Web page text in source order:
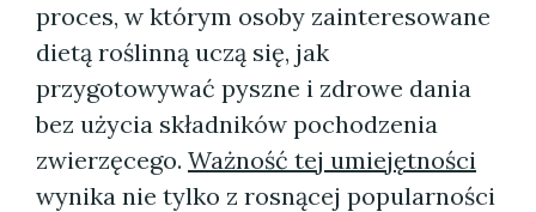
proces, w którym osoby zainteresowane
dietą roślinną uczą się, jak
przygotowywać pyszne i zdrowe dania
bez użycia składników pochodzenia
zwierzęcego. Ważność tej umiejętności
wynika nie tylko z rosnącej popularności